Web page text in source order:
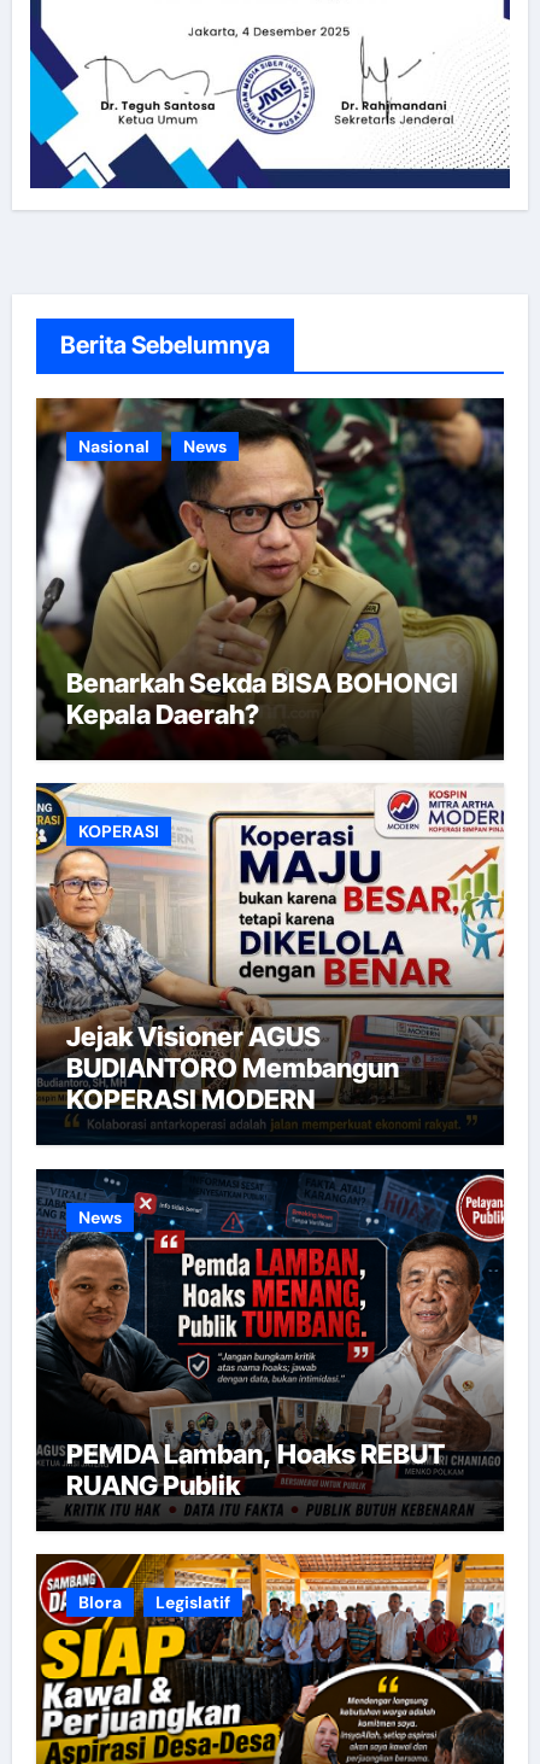
Berita Sebelumnya
Nasional News
Benarkah Sekda BISA BOHONGI
Kepala Daerah?
KOPERASI
Jejak Visioner AGUS
BUDIANTORO Membangun
KOPERASI MODERN
News
PEMDA Lamban, Hoaks REBUT
RUANG Publik
Blora Legislatif